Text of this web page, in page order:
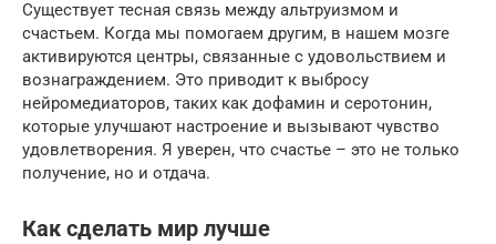
Существует тесная связь между альтруизмом и
счастьем. Когда мы помогаем другим, в нашем мозге
активируются центры, связанные с удовольствием и
вознаграждением. Это приводит к выбросу
нейромедиаторов, таких как дофамин и серотонин,
которые улучшают настроение и вызывают чувство
удовлетворения. Я уверен, что счастье – это не только
получение, но и отдача.
Как сделать мир лучше